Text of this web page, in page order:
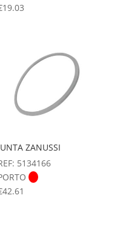
19.03
ZANUSSI
5134166
42.61